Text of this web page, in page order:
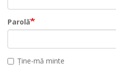
Parolă
Ține-mă minte